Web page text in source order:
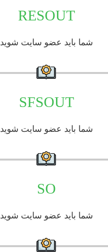
RESOUT
شما باید عضو سایت شوید
SFSOUT
شما باید عضو سایت شوید
SO
شما باید عضو سایت شوید